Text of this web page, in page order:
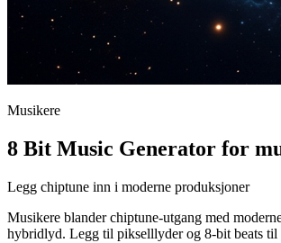
Musikere
8 Bit Music Generator for
Legg chiptune inn i moderne produksjoner
Musikere blander chiptune-utgang med
hybridlyd. Legg til pikselllyder og 8-bit beats til